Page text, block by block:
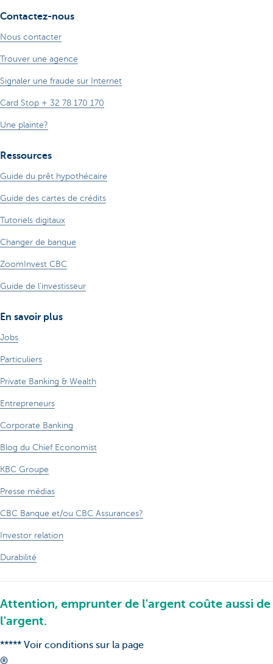
Contactez-nous
Nous contacter
Trouver une agence
Signaler une fraude sur Internet
Card Stop + 32 78 170 170
Une plainte?
Ressources
Guide du prêt hypothécaire
Guide des cartes de crédits
Tutoriels digitaux
Changer de banque
ZoomInvest CBC
Guide de l'investisseur
En savoir plus
Jobs
Particuliers
Private Banking & Wealth
Entrepreneurs
Corporate Banking
Blog du Chief Economist
KBC Groupe
Presse médias
CBC Banque et/ou CBC Assurances?
Investor relation
Durabilité
Attention, emprunter de l'argent coûte aussi de
l'argent.
***** Voir conditions sur la page
®